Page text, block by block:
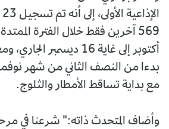
569 آخرين فقط خلال الفترة
أكتوبر إلى غاية 16
بدءا من النصف الثاني من شهر
مع بداية تساقط الأمطار والثلوج.
وأضاف المتحدث ذاته:" شرعنا في